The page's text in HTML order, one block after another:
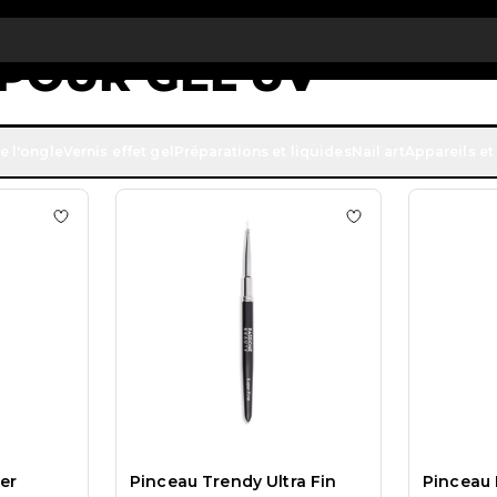
€ de réduction sur votre première commande INSCRIVEZ-VOUS
GEL UV
Pinceaux Glam Silicone
Ajouter à la liste de souhaits Pinceau Trendy Liner
Pinceau Trendy Ultra Fin
Ajouter à la liste
Pinceau